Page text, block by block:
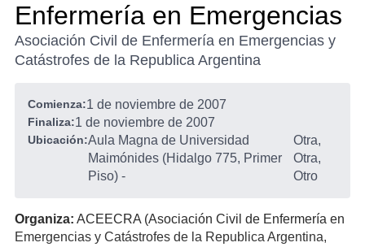
Enfermería en Emergencias
Asociación Civil de Enfermería en Emergencias y
Catástrofes de la Republica Argentina
Comienza:1 de noviembre de 2007
Finaliza:1 de noviembre de 2007
Ubicación:Aula Magna de Universidad
Maimónides (Hidalgo 775, Primer
Piso) -
Otra,
Otra,
Otro
Organiza: ACEECRA (Asociación Civil de Enfermería en
Emergencias y Catástrofes de la Republica Argentina,